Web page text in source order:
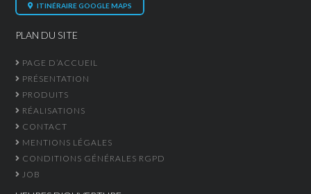
ITINÉRAIRE GOOGLE MAPS
PLAN DU SITE
PAGE D’ACCUEIL
PRÉSENTATION
PRODUITS
RÉALISATIONS
CONTACT
MENTIONS LÉGALES
CONDITIONS GÉNÉRALES RGPD
JOB